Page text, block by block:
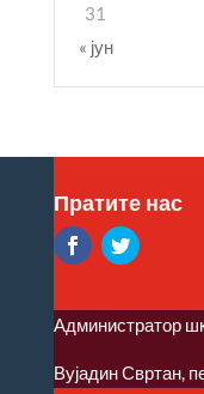
31
« јун
Пратите нас
Администратор
Вујадин Свртан,